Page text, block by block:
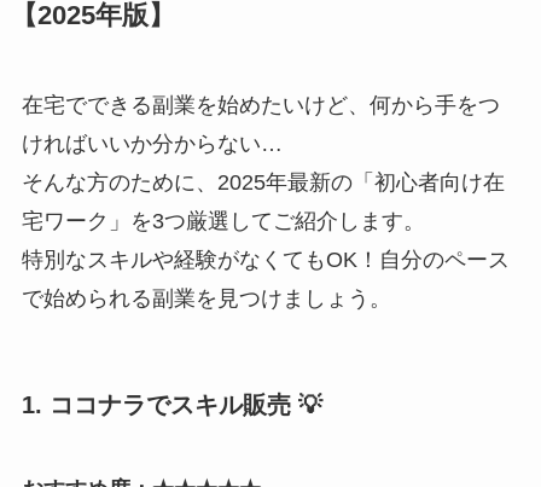
【2025年版】
在宅でできる副業を始めたいけど、何から手をつ
ければいいか分からない…
そんな方のために、2025年最新の「初心者向け在
宅ワーク」を3つ厳選してご紹介します。
特別なスキルや経験がなくてもOK！自分のペース
で始められる副業を見つけましょう。
1. ココナラでスキル販売 💡